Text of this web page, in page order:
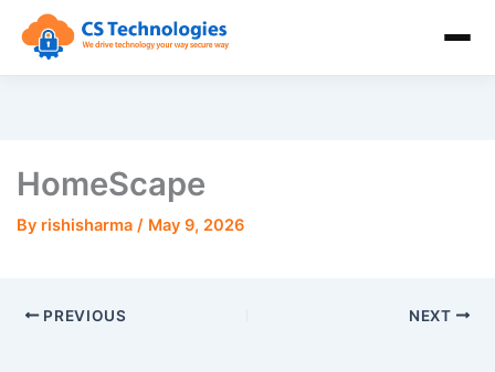
HomeScape
By rishisharma / May 9, 2026
PREVIOUS NEXT